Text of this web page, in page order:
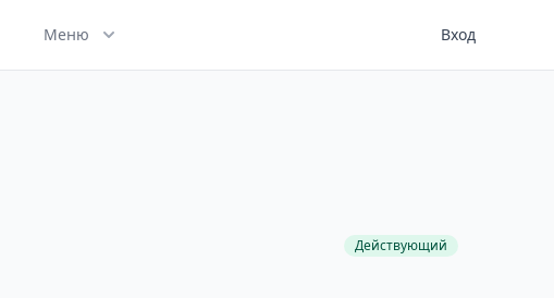
Меню Вход
Действующий